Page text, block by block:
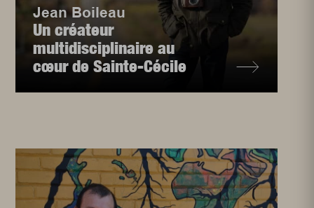
Jean Boileau
Un créateur
multidisciplinaire au
cœur de Sainte-Cécile